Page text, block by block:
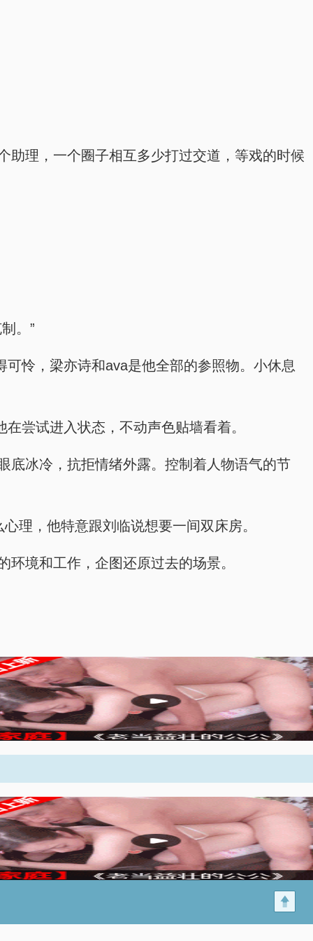
助理，一个圈子相互多少打过交道，等戏的时候
。”
怜，梁亦诗和ava是他全部的参照物。小休息
尝试进入状态，不动声色贴墙看着。
底冰冷，抗拒情绪外露。控制着人物语气的节
理，他特意跟刘临说想要一间双床房。
境和工作，企图还原过去的场景。